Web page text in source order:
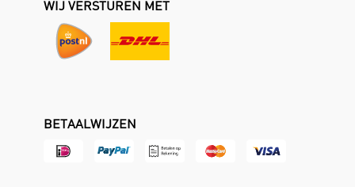
WIJ VERSTUREN MET
BETAALWIJZEN